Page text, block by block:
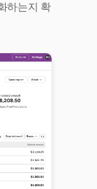
하는지 확